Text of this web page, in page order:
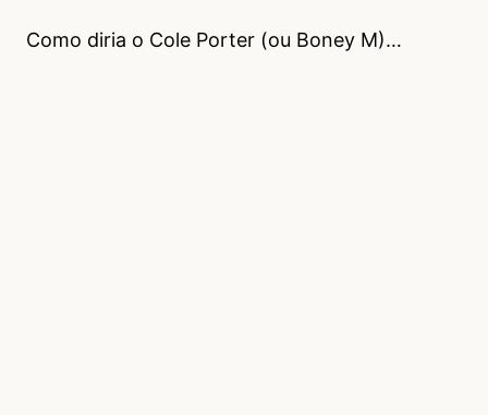
Como diria o Cole Porter (ou Boney M)…